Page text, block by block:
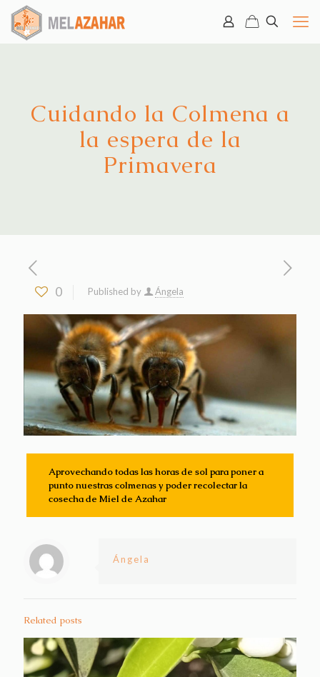
Cuidando la Colmena a
la espera de la
Primavera
0 Published by Ángela
Aprovechando todas las horas de sol para poner a
punto nuestras colmenas y poder recolectar la
cosecha de Miel de Azahar
Ángela
Related posts